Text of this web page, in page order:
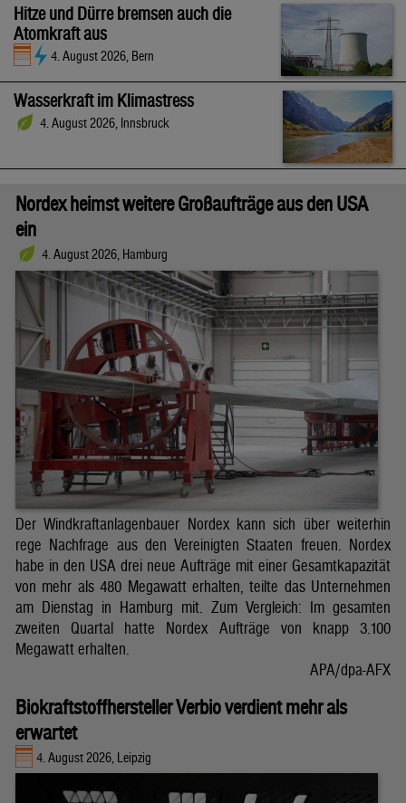
Hitze und Dürre bremsen auch die
Atomkraft aus
4. August 2026, Bern
Wasserkraft im Klimastress
4. August 2026, Innsbruck
Nordex heimst weitere Großaufträge aus den USA
ein
4. August 2026, Hamburg
Der Windkraftanlagenbauer Nordex kann sich über weiterhin
rege Nachfrage aus den Vereinigten Staaten freuen. Nordex
habe in den USA drei neue Aufträge mit einer Gesamtkapazität
von mehr als 480 Megawatt erhalten, teilte das Unternehmen
am Dienstag in Hamburg mit. Zum Vergleich: Im gesamten
zweiten Quartal hatte Nordex Aufträge von knapp 3.100
Megawatt erhalten.
APA/dpa-AFX
Biokraftstoffhersteller Verbio verdient mehr als
erwartet
4. August 2026, Leipzig